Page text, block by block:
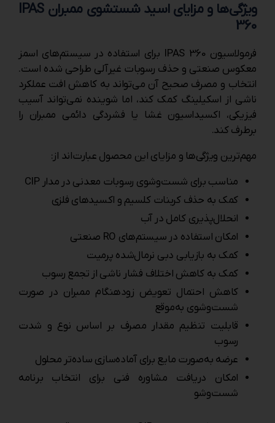
ویژگی‌ها و مزایای اسید شستشوی ممبران IPAS
360
فرمولاسیون IPAS 360 برای استفاده در سیستم‌های اسمز
معکوس صنعتی و حذف رسوبات غیرآلی طراحی شده است.
انتخاب و مصرف صحیح آن می‌تواند به کاهش افت عملکرد
ناشی از اسکیلینگ کمک کند، اما شوینده نمی‌تواند آسیب
فیزیکی، اکسیداسیون غشا یا فشردگی دائمی ممبران را
برطرف کند.
مهم‌ترین ویژگی‌ها و مزایای این محصول عبارت‌اند از:
مناسب برای شست‌وشوی رسوبات معدنی در مدار CIP
کمک به حذف کربنات کلسیم و اکسیدهای فلزی
انحلال‌پذیری کامل در آب
امکان استفاده در سیستم‌های RO صنعتی
کمک به بازیابی دبی نرمال‌شده پرمیت
کمک به کاهش اختلاف فشار ناشی از تجمع رسوب
کاهش احتمال تعویض زودهنگام ممبران در صورت
شست‌وشوی به‌موقع
قابلیت تنظیم مقدار مصرف بر اساس نوع و شدت
رسوب
عرضه به‌صورت مایع برای آماده‌سازی ساده‌تر محلول
امکان دریافت مشاوره فنی برای انتخاب برنامه
شست‌وشو